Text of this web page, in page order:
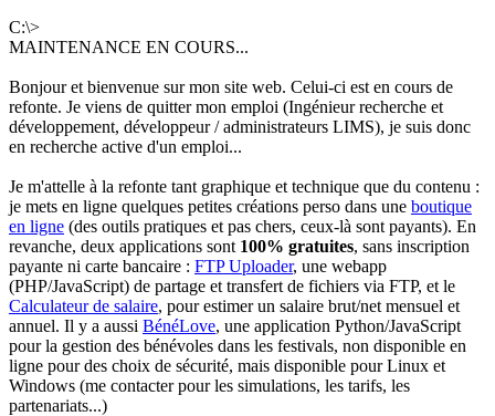
C:\>
MAINTENANCE EN COURS...
Bonjour et bienvenue sur mon site web. Celui-ci est en cours de
refonte. Je viens de quitter mon emploi (Ingénieur recherche et
développement, développeur / administrateurs LIMS), je suis donc
en recherche active d'un emploi...
Je m'attelle à la refonte tant graphique et technique que du contenu :
je mets en ligne quelques petites créations perso dans une boutique
en ligne (des outils pratiques et pas chers, ceux-là sont payants). En
revanche, deux applications sont 100% gratuites, sans inscription
payante ni carte bancaire : FTP Uploader, une webapp
(PHP/JavaScript) de partage et transfert de fichiers via FTP, et le
Calculateur de salaire, pour estimer un salaire brut/net mensuel et
annuel. Il y a aussi BénéLove, une application Python/JavaScript
pour la gestion des bénévoles dans les festivals, non disponible en
ligne pour des choix de sécurité, mais disponible pour Linux et
Windows (me contacter pour les simulations, les tarifs, les
partenariats...)